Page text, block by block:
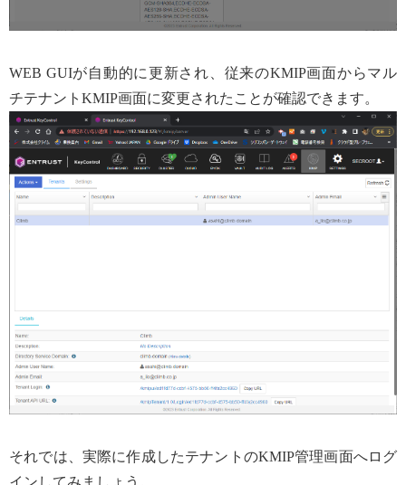
WEB GUIが自動的に更新され、従来のKMIP画面からマル
チテナントKMIP画面に変更されたことが確認できます。
それでは、実際に作成したテナントのKMIP管理画面へログ
インしてみましょう。